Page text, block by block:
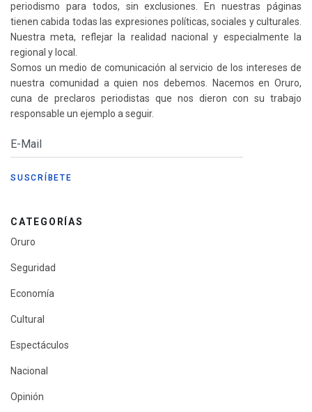
periodismo para todos, sin exclusiones. En nuestras páginas
tienen cabida todas las expresiones políticas, sociales y culturales.
Nuestra meta, reflejar la realidad nacional y especialmente la
regional y local.
Somos un medio de comunicación al servicio de los intereses de
nuestra comunidad a quien nos debemos. Nacemos en Oruro,
cuna de preclaros periodistas que nos dieron con su trabajo
responsable un ejemplo a seguir.
CATEGORÍAS
Oruro
Seguridad
Economía
Cultural
Espectáculos
Nacional
Opinión